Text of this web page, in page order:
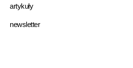
artykuły
newsletter